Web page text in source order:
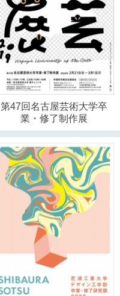
第47回名古屋芸術大学卒
業・修了制作展